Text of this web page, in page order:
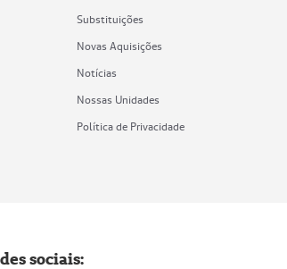
Substituições
Novas Aquisições
Notícias
Nossas Unidades
Política de Privacidade
sociais: